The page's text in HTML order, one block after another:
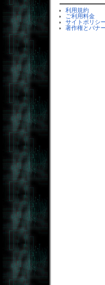
利用規約
ご利用料金
サイトポリシ
著作権とバナ